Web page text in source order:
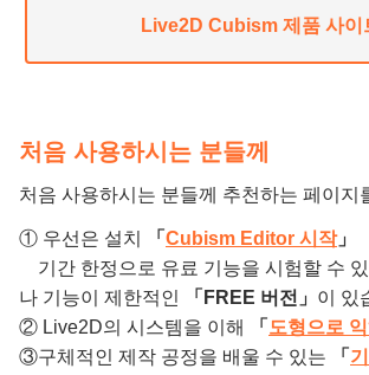
Live2D Cubism 제품 사이
처음 사용하시는 분들께
처음 사용하시는 분들께 추천하는 페이지
① 우선은 설치 「 Cubism Editor 시작」
기간 한정으로 유료 기능을 시험할 수
나 기능이 제한적인
「FREE 버전」 이 있
② Live2D의 시스템을 이해
「 도형으로
③구체적인 제작 공정을 배울 수 있는
「